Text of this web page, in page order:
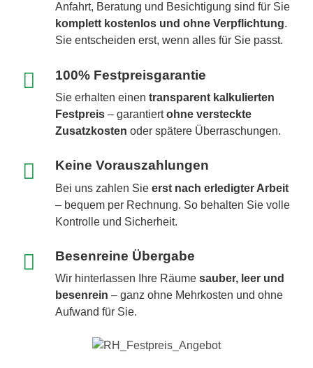
Anfahrt, Beratung und Besichtigung sind für Sie
komplett kostenlos und ohne Verpflichtung.
Sie entscheiden erst, wenn alles für Sie passt.
100% Festpreisgarantie
Sie erhalten einentransparent kalkulierten
Festpreis – garantiertohne versteckte
Zusatzkosten oder spätere Überraschungen.
Keine Vorauszahlungen
Bei uns zahlen Sieerst nach erledigter Arbeit
– bequem per Rechnung. So behalten Sie volle
Kontrolle und Sicherheit.
Besenreine Übergabe
Wir hinterlassen Ihre Räumesauber, leer und
besenrein – ganz ohne Mehrkosten und ohne
Aufwand für Sie.